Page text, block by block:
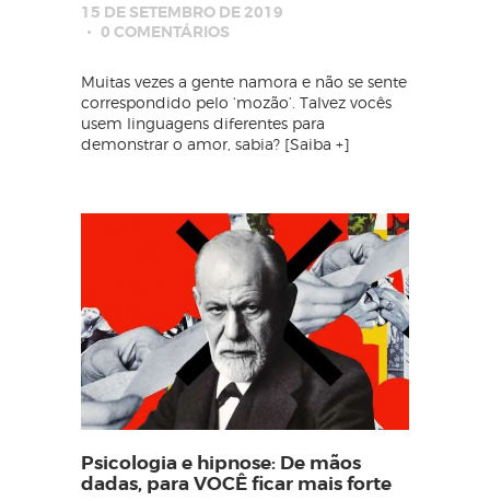
15 DE SETEMBRO DE 2019
0 COMENTÁRIOS
Muitas vezes a gente namora e não se sente
correspondido pelo ‘mozão’. Talvez vocês
usem linguagens diferentes para
demonstrar o amor, sabia? [Saiba +]
Psicologia e hipnose: De mãos
dadas, para VOCÊ ficar mais forte